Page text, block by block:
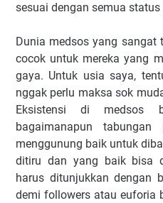
sesuai dengan semua
Dunia medsos yang sangat
cocok untuk mereka yang
gaya. Untuk usia saya,
nggak perlu maksa sok
Eksistensi di medsos
bagaimanapun
menggunung baik untuk
ditiru dan yang baik bisa
harus ditunjukkan dengan
demi followers atau euforia